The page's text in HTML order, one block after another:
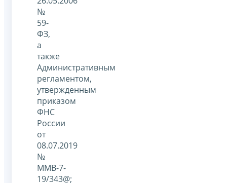
№
59-
ФЗ,
а
также
Административным
регламентом,
утвержденным
приказом
ФНС
России
от
08.07.2019
№
ММВ-7-
19/343@;